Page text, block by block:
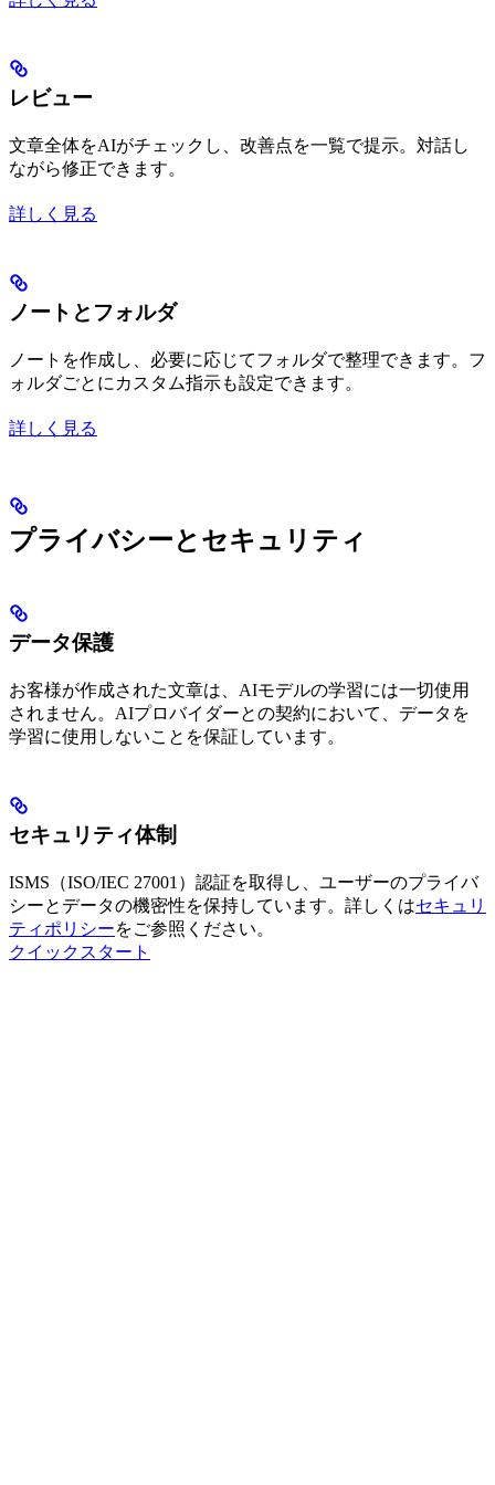
レビュー
文章全体をAIがチェックし、改善点を一覧で提示。対話し
ながら修正できます。
詳しく見る
ノートとフォルダ
ノートを作成し、必要に応じてフォルダで整理できます。フ
ォルダごとにカスタム指示も設定できます。
詳しく見る
プライバシーとセキュリティ
データ保護
お客様が作成された文章は、AIモデルの学習には一切使用
されません。AIプロバイダーとの契約において、データを
学習に使用しないことを保証しています。
セキュリティ体制
ISMS（ISO/IEC 27001）認証を取得し、ユーザーのプライバ
シーとデータの機密性を保持しています。詳しくはセキュリ
ティポリシーをご参照ください。
クイックスタート